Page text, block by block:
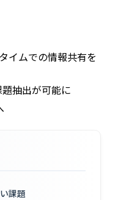
イムでの情報共有を
抽出が可能に
課題